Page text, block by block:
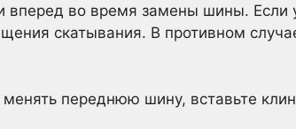
вперед во время замены шины. Если
скатывания. В противном
переднюю шину, вставьте